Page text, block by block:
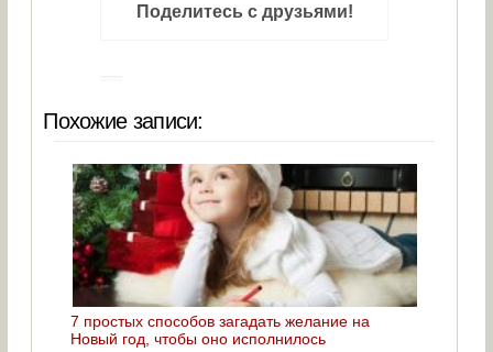
Поделитесь с друзьями!
Похожие записи:
7 простых способов загадать желание на
Новый год, чтобы оно исполнилось